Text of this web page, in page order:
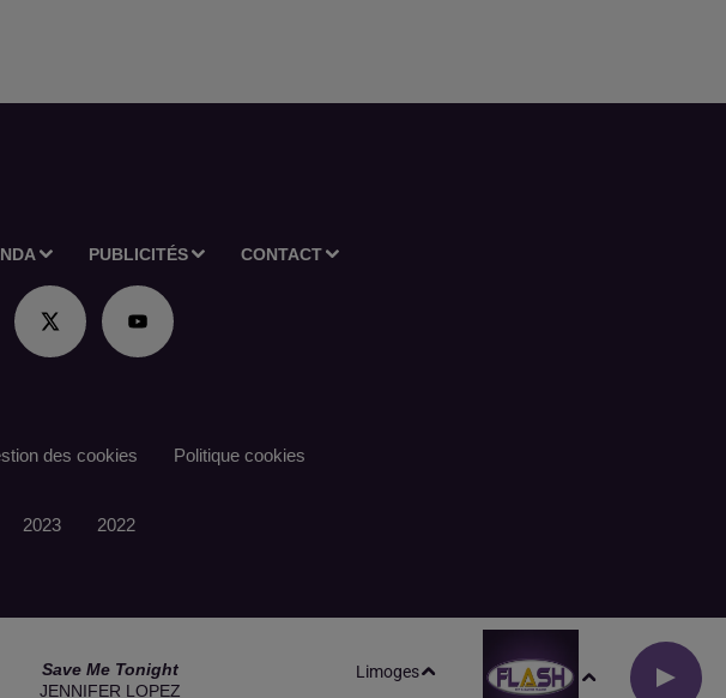
PUBLICITÉS CONTACT
Save Me Tonight
JENNIFER LOPEZ
Limoges
des cookies Politique cookies
2023 2022